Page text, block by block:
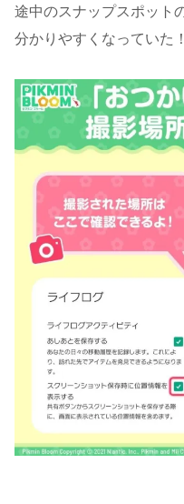
途中のスナップスポット
分かりやすくなっていた！